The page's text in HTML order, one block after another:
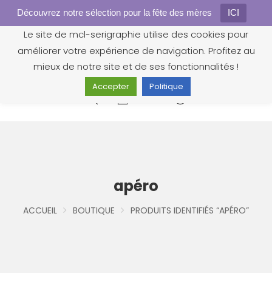
Découvrez notre sélection pour la fête des mères ICI
0
apéro
ACCUEIL BOUTIQUE PRODUITS IDENTIFIÉS “APÉRO”
Gestion des cookies
Le site de mcl-serigraphie utilise des cookies pour
améliorer votre expérience de navigation. Profitez au
mieux de notre site et de ses fonctionnalités !
Accepter Politique